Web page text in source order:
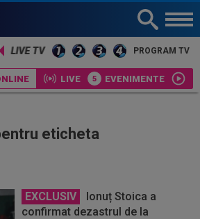
LIVE TV PROGRAM TV
LIVE EVENIMENTE
eticheta
EXCLUSIV
Ionuț Stoica a
confirmat dezastrul de la